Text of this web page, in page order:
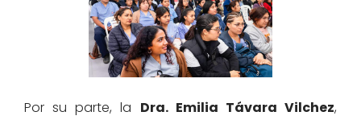
Por su parte, la Dra. Emilia Távara Vilchez,